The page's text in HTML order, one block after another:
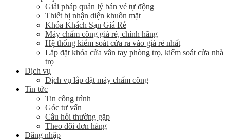
Giải pháp quản lý bán vé tự động
Thiết bị nhận diện khuôn mặt
Khóa Khách Sạn Giá Rẻ
Máy chấm công giá rẻ, chính hãng
Hệ thống kiểm soát cửa ra vào giá rẻ nhất
Lắp đặt khóa cửa vân tay phòng trọ, kiểm soát cửa nhà
trọ
Dịch vụ
Dịch vụ lắp đặt máy chấm công
Tin tức
Tin công trình
Góc tư vấn
Câu hỏi thường gặp
Theo dõi đơn hàng
Đăng nhập